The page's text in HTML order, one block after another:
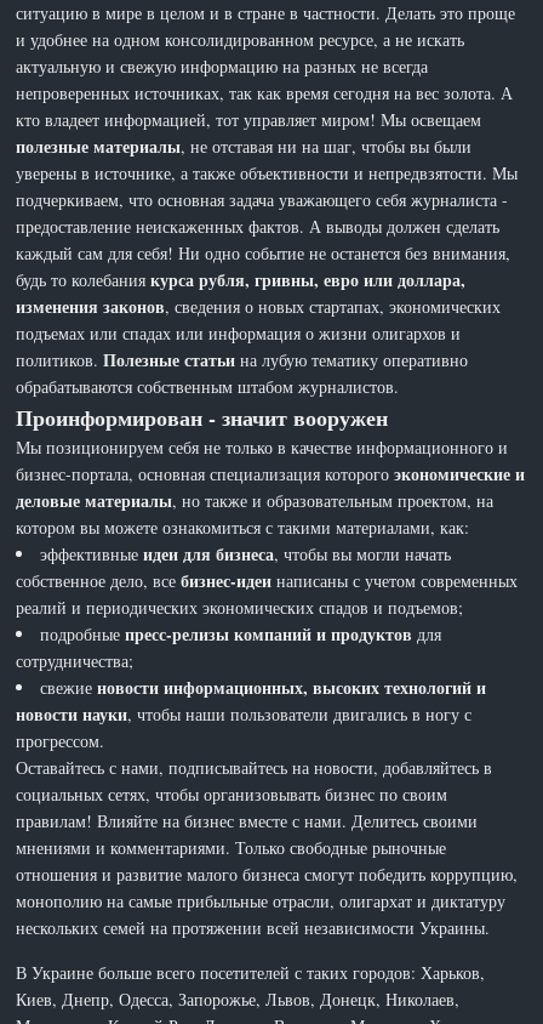
ситуацию в мире в целом и в стране в частности. Делать это проще
и удобнее на одном консолидированном ресурсе, а не искать
актуальную и свежую информацию на разных не всегда
непроверенных источниках, так как время сегодня на вес золота. А
кто владеет информацией, тот управляет миром! Мы освещаем
полезные материалы, не отставая ни на шаг, чтобы вы были
уверены в источнике, а также объективности и непредвзятости. Мы
подчеркиваем, что основная задача уважающего себя журналиста -
предоставление неискаженных фактов. А выводы должен сделать
каждый сам для себя! Ни одно событие не останется без внимания,
будь то колебаниякурса рубля, гривны, евро или доллара,
изменения законов, сведения о новых стартапах, экономических
подъемах или спадах или информация о жизни олигархов и
политиков.Полезные статьи на лубую тематику оперативно
обрабатываются собственным штабом журналистов.
Проинформирован - значит вооружен
Мы позиционируем себя не только в качестве информационного и
бизнес-портала, основная специализация которогоэкономические и
деловые материалы, но также и образовательным проектом, на
котором вы можете ознакомиться с такими материалами, как:
эффективныеидеи для бизнеса, чтобы вы могли начать
собственное дело, всебизнес-идеи написаны с учетом современных
реалий и периодических экономических спадов и подъемов;
подробныепресс-релизы компаний и продуктов для
сотрудничества;
свежиеновости информационных, высоких технологий и
новости науки, чтобы наши пользователи двигались в ногу с
прогрессом.
Оставайтесь с нами, подписывайтесь на новости, добавляйтесь в
социальных сетях, чтобы организовывать бизнес по своим
правилам! Влияйте на бизнес вместе с нами. Делитесь своими
мнениями и комментариями. Только свободные рыночные
отношения и развитие малого бизнеса смогут победить коррупцию,
монополию на самые прибыльные отрасли, олигархат и диктатуру
нескольких семей на протяжении всей независимости Украины.
В Украине больше всего посетителей с таких городов: Харьков,
Киев, Днепр, Одесса, Запорожье, Львов, Донецк, Николаев,